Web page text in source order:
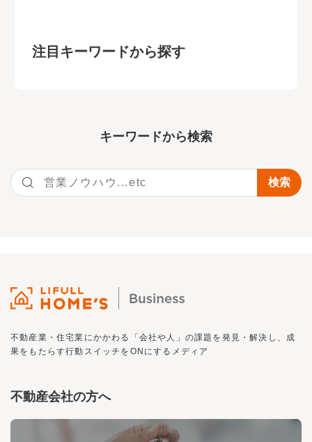
注目キーワードから探す
キーワー ドから検索
不動産業・住宅業にかかわる「会社や人」の課題を発見・解決し、 成
果をもたらす行動スイッチを ON にするメディア
不動産会社の方へ